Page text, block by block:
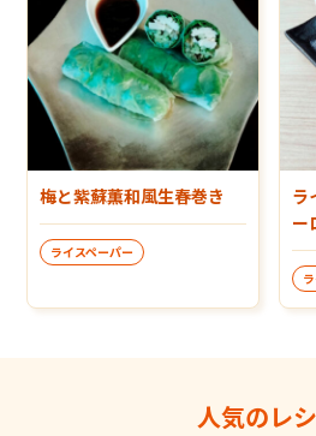
梅と紫蘇薫和風生春巻き
ライスペーパー
ラ
ー
人気のレ